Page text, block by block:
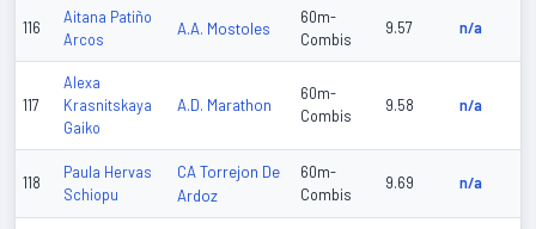
116
Aitana Patiño
Arcos
A.A. Mostoles
60m-
Combis
9.57 n/a
117
Alexa
Krasnitskaya
Gaiko
A.D. Marathon
60m-
Combis
9.58 n/a
118
Paula Hervas
Schiopu
CA Torrejon De
Ardoz
60m-
Combis
9.69 n/a